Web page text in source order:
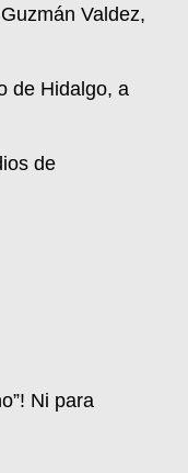
Valdez,
de Hidalgo, a
de
Ni para